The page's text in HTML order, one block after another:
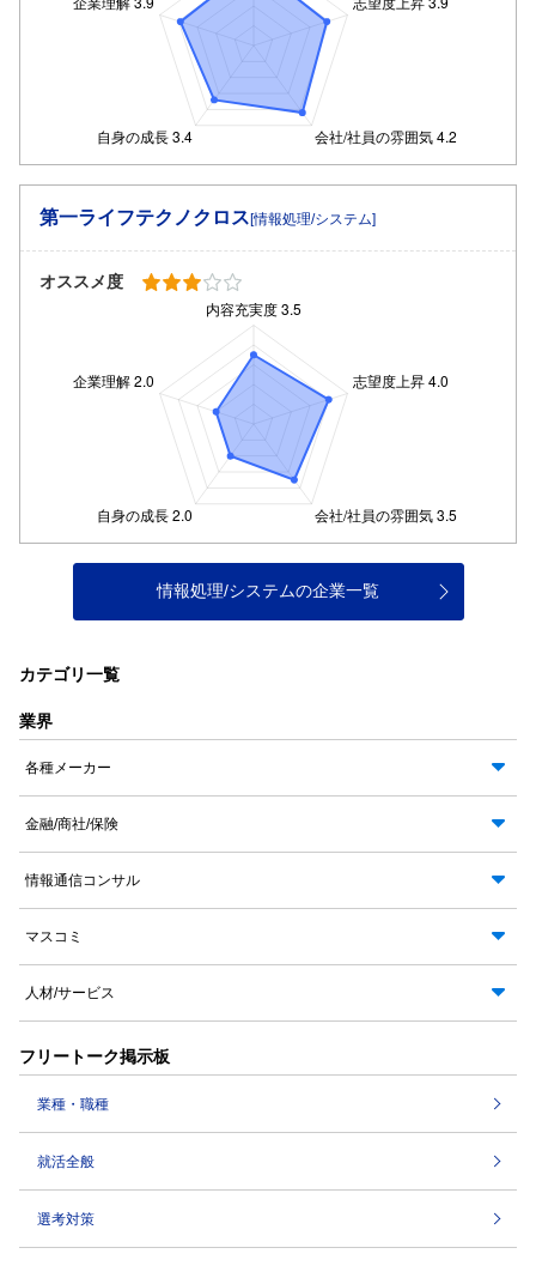
第一ライフテクノクロス[情報処理/システム]
オススメ度
情報処理/システムの企業一覧
カテゴリ一覧
業界
各種メーカー
金融/商社/保険
情報通信コンサル
マスコミ
人材/サービス
フリートーク掲示板
業種・職種
就活全般
選考対策